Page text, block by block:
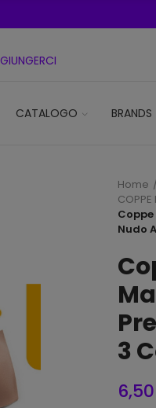
CATALOGO BRANDS
Home
COPPE
Nudo
3